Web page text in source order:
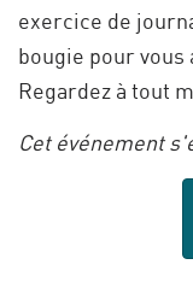
exercice de
bougie pour
Regardez à tout
Cet événement